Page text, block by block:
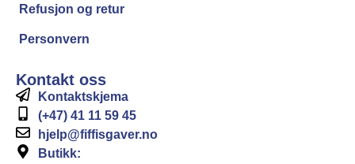
Refusjon og retur
Personvern
Kontakt oss
Kontaktskjema
(+47) 41 11 59 45
hjelp@fiffisgaver.no
Butikk: